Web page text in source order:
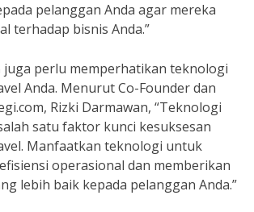
pelanggan Anda agar mereka
terhadap bisnis Anda.”
juga perlu memperhatikan teknologi
Anda. Menurut Co-Founder dan
Rizki Darmawan, “Teknologi
satu faktor kunci kesuksesan
Manfaatkan teknologi untuk
operasional dan memberikan
lebih baik kepada pelanggan Anda.”